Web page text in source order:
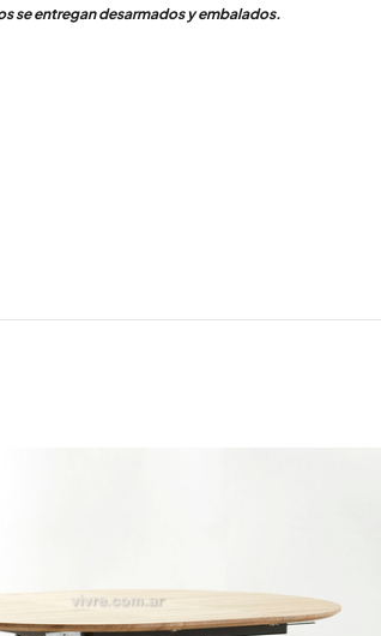
se entregan desarmados y embalados.